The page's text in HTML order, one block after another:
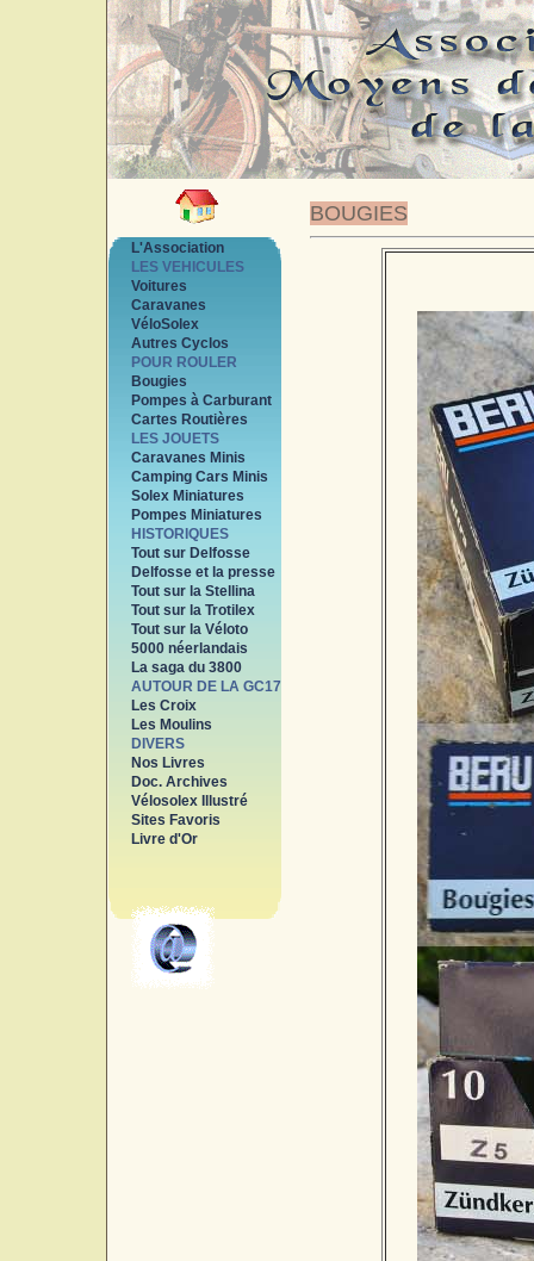
BOUGIES
L'Association
LES VEHICULES
Voitures
Caravanes
VéloSolex
Autres Cyclos
POUR ROULER
Bougies
Pompes à Carburant
Cartes Routières
LES JOUETS
Caravanes Minis
Camping Cars Minis
Solex Miniatures
Pompes Miniatures
HISTORIQUES
Tout sur Delfosse
Delfosse et la presse
Tout sur la Stellina
Tout sur la Trotilex
Tout sur la Véloto
5000 néerlandais
La saga du 3800
AUTOUR DE LA GC17
Les Croix
Les Moulins
DIVERS
Nos Livres
Doc. Archives
Vélosolex Illustré
Sites Favoris
Livre d'Or